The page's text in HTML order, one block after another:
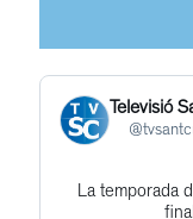
Televisió
@
La temporada